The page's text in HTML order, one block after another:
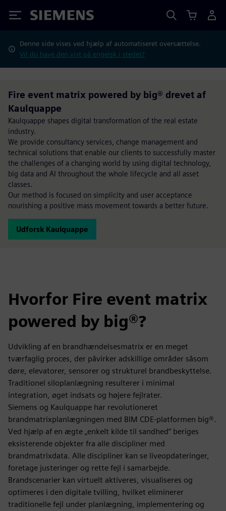
Siemens
Denne side vises ved hjælp af automatiseret oversættelse.
Vil du have den vist på engelsk i stedet?
Fire event matrix powered by big® drevet af
Kaulquappe
Kaulquappe shapes digital transformation of the real estate
industry.
We provide consultancy services, change management and
technical solutions that enable our clients to successfully master
the challenges of a changing world by using digital technology,
big data and AI throughout the whole lifecycle and all asset
classes.
Our method is focused on simplicity and user acceptance
nourishing a positive mass movement towards a better future.
Udforsk Kaulquappe
Hvorfor Fire event matrix
powered by big®?
Udvikling af en brandhændelsesmatrix er en meget
tværfaglig proces, der påvirker adskillige områder såsom
døre, elevatorer, sensorer og strukturel brandbeskyttelse.
Traditionel siloplanlægning resulterer i minimal
integration, øget indsats og højere fejlrater.
Siemens og Kaulquappe har revolutioneret
brandmatrixplanlægningen med BIM CDE-platformen big®.
Ved hjælp af en ægte „enkelt kilde til sandhed“ beriges
eksisterende objekter fra alle discipliner med
brandmatrixdata. Alle discipliner kan se liveopdateringer,
foretage justeringer og rette fejl i samarbejde.
Brandscenarier kan virtuelt aktiveres, visualiseres og
optimeres i den digitale tvilling, hvilket eliminerer
traditionelle fejl under planlægning, implementering og